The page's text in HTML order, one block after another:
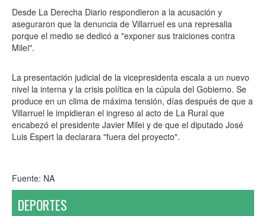
Desde La Derecha Diario respondieron a la acusación y
aseguraron que la denuncia de Villarruel es una represalia
porque el medio se dedicó a "exponer sus traiciones contra
Milei".
La presentación judicial de la vicepresidenta escala a un nuevo
nivel la interna y la crisis política en la cúpula del Gobierno. Se
produce en un clima de máxima tensión, días después de que a
Villarruel le impidieran el ingreso al acto de La Rural que
encabezó el presidente Javier Milei y de que el diputado José
Luis Espert la declarara "fuera del proyecto".
Fuente: NA
DEPORTES